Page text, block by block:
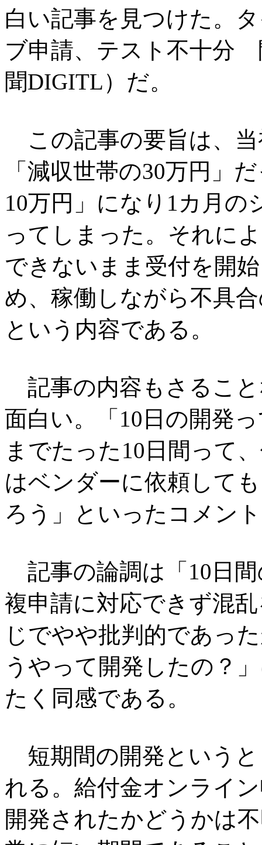
白い記事を見つけた。
ブ申請、テスト不十分
聞DIGITL）だ。
この記事の要旨は、当
「減収世帯の30万円」
10万円」になり1カ月の
ってしまった。それに
できないまま受付を開
め、稼働しながら不具
という内容である。
記事の内容もさるこ
面白い。「10日の開発
までたった10日間って
はベンダーに依頼して
ろう」といったコメン
記事の論調は「10日
複申請に対応できず混
じでやや批判的であっ
うやって開発したの？
たく同感である。
短期間の開発という
れる。給付金オンライ
開発されたかどうかは